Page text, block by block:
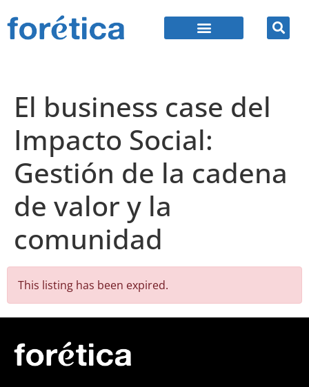
El business case del
Impacto Social:
Gestión de la cadena
de valor y la
comunidad
This listing has been expired.